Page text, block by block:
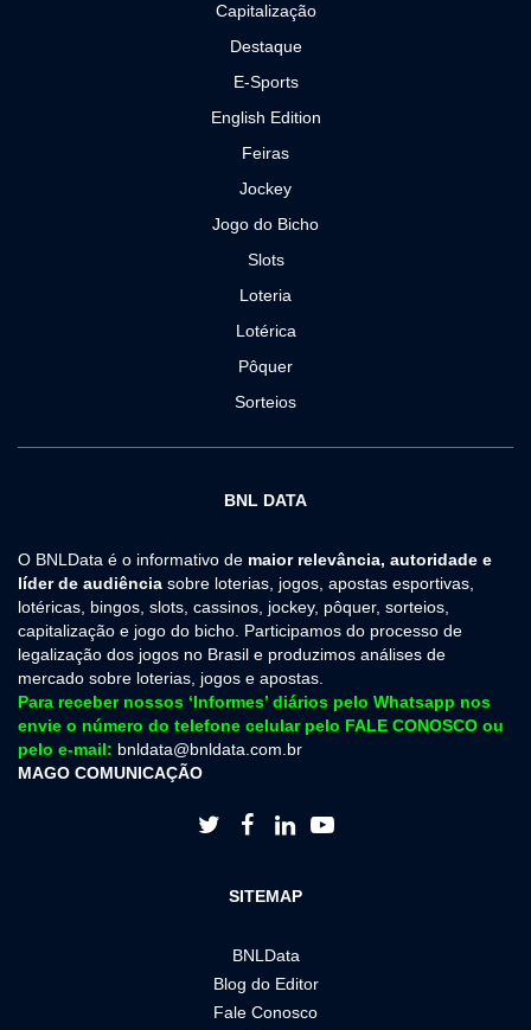
Capitalização
Destaque
E-Sports
English Edition
Feiras
Jockey
Jogo do Bicho
Slots
Loteria
Lotérica
Pôquer
Sorteios
BNL DATA
O BNLData é o informativo de maior relevância, autoridade e
líder de audiência sobre loterias, jogos, apostas esportivas,
lotéricas, bingos, slots, cassinos, jockey, pôquer, sorteios,
capitalização e jogo do bicho. Participamos do processo de
legalização dos jogos no Brasil e produzimos análises de
mercado sobre loterias, jogos e apostas.
Para receber nossos ‘Informes’ diários pelo Whatsapp nos
envie o número do telefone celular pelo FALE CONOSCO ou
pelo e-mail: bnldata@bnldata.com.br
MAGO COMUNICAÇÃO
   
SITEMAP
BNLData
Blog do Editor
Fale Conosco